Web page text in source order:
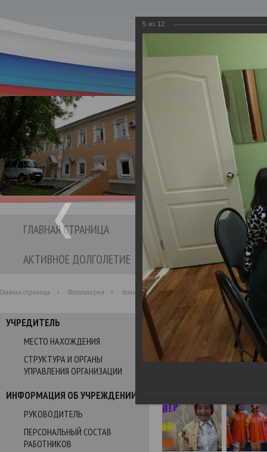
Бюджетное
ГЛАВНАЯ СТРАНИЦА
СТРУКТУРА УЧРЕЖДЕНИЯ
АКТИВНОЕ ДОЛГОЛЕТИЕ
ОТЗЫВЫ И
Главная страница Фотогалерея Конкурс Веселых и Находчивых "Супер-стар"
УЧРЕДИТЕЛЬ
МЕСТО НАХОЖДЕНИЯ
СТРУКТУРА И ОРГАНЫ
УПРАВЛЕНИЯ ОРГАНИЗАЦИИ
ИНФОРМАЦИЯ ОБ УЧРЕЖДЕНИИ
РУКОВОДИТЕЛЬ
ПЕРСОНАЛЬНЫЙ СОСТАВ
РАБОТНИКОВ
Фотогалерея
Конкурс Веселых и
5 из 12